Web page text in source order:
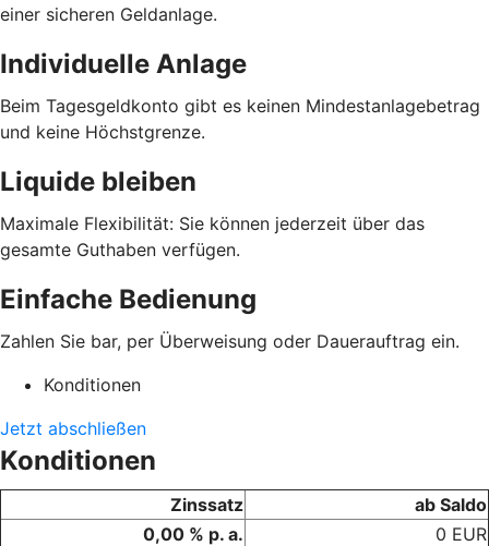
einer sicheren Geldanlage.
Individuelle Anlage
Beim Tagesgeldkonto gibt es keinen Mindestanlagebetrag
und keine Höchstgrenze.
Liquide bleiben
Maximale Flexibilität: Sie können jederzeit über das
gesamte Guthaben verfügen.
Einfache Bedienung
Zahlen Sie bar, per Überweisung oder Dauerauftrag ein.
Konditionen
Jetzt abschließen
Konditionen
Zinssatz
ab Saldo
0,00 % p. a.
0 EUR